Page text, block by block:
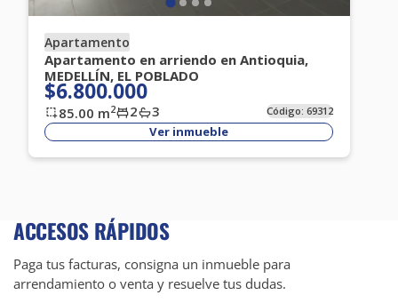
Apartamento
Apartamento en arriendo en Antioquia,
MEDELLÍN, EL POBLADO
$6.800.000
85.00 m2 2 3 Código:69312
Ver inmueble
ACCESOS RÁPIDOS
Paga tus facturas, consigna un inmueble para
arrendamiento o venta y resuelve tus dudas.